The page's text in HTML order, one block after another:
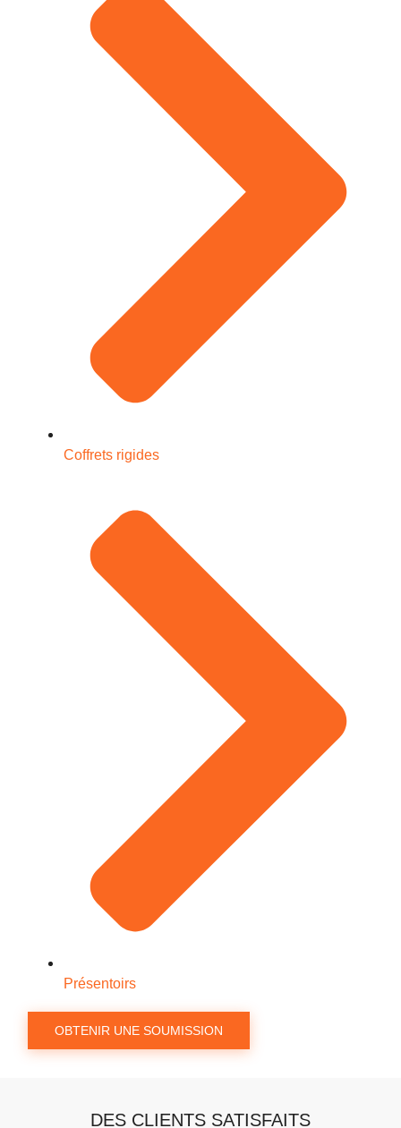
Coffrets rigides
Présentoirs
OBTENIR UNE SOUMISSION
DES CLIENTS SATISFAITS